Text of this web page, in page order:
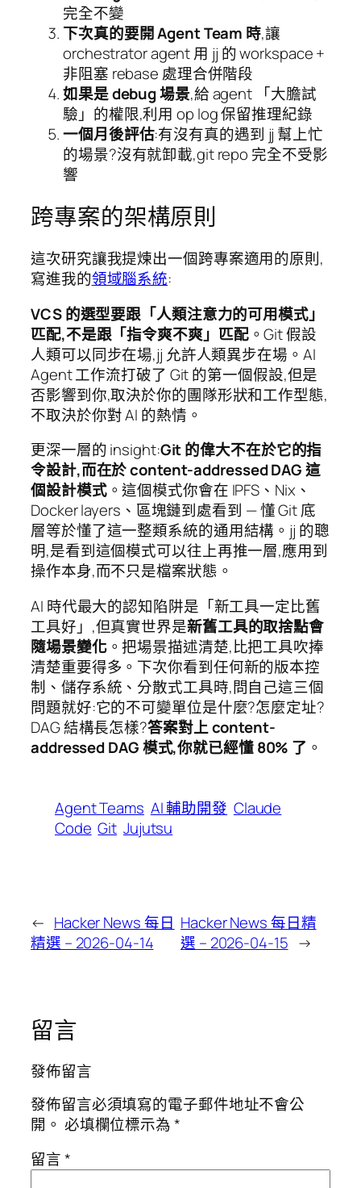
完全不變
下次真的要開 Agent Team 時,讓
orchestrator agent 用 jj 的 workspace +
非阻塞 rebase 處理合併階段
如果是 debug 場景,給 agent 「大膽試
驗」的權限,利用 op log 保留推理紀錄
一個月後評估:有沒有真的遇到 jj 幫上忙
的場景?沒有就卸載,git repo 完全不受影
響
跨專案的架構原則
這次研究讓我提煉出一個跨專案適用的原則,
寫進我的領域腦系統:
VCS 的選型要跟「人類注意力的可用模式」
匹配,不是跟「指令爽不爽」匹配。Git 假設
人類可以同步在場,jj 允許人類異步在場。AI
Agent 工作流打破了 Git 的第一個假設,但是
否影響到你,取決於你的團隊形狀和工作型態,
不取決於你對 AI 的熱情。
更深一層的 insight:Git 的偉大不在於它的指
令設計,而在於 content-addressed DAG 這
個設計模式。這個模式你會在 IPFS、Nix、
Docker layers、區塊鏈到處看到 — 懂 Git 底
層等於懂了這一整類系統的通用結構。jj 的聰
明,是看到這個模式可以往上再推一層,應用到
操作本身,而不只是檔案狀態。
AI 時代最大的認知陷阱是「新工具一定比舊
工具好」,但真實世界是新舊工具的取捨點會
隨場景變化。把場景描述清楚,比把工具吹捧
清楚重要得多。下次你看到任何新的版本控
制、儲存系統、分散式工具時,問自己這三個
問題就好:它的不可變單位是什麼?怎麼定址?
DAG 結構長怎樣?答案對上 content-
addressed DAG 模式,你就已經懂 80% 了 。
Agent Teams AI 輔助開發 Claude
Code Git Jujutsu
← Hacker News 每日
精選 – 2026-04-14
Hacker News 每日精
選 – 2026-04-15 →
留言
發佈留言
發佈留言必須填寫的電子郵件地址不會公
開。 必填欄位標示為*
留言*